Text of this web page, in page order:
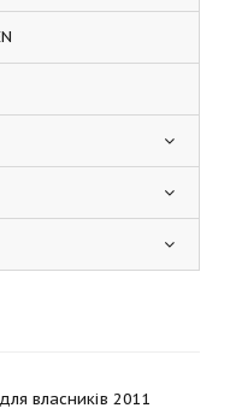
власників 2011